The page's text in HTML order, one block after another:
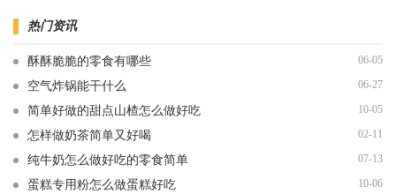
热门资讯
酥酥脆脆的零食有哪些 06-05
空气炸锅能干什么 06-27
简单好做的甜点山楂怎么做好吃 10-05
怎样做奶茶简单又好喝 02-11
纯牛奶怎么做好吃的零食简单 07-13
蛋糕专用粉怎么做蛋糕好吃 10-06